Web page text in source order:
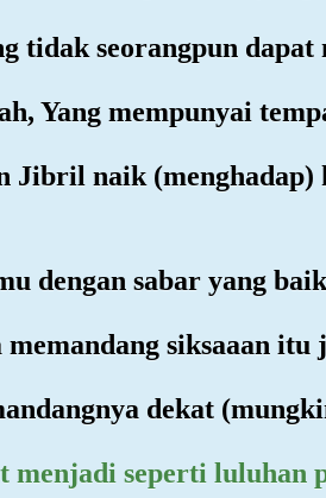
tidak seorangpun dapat
Yang mempunyai
naik (menghadap)
dengan sabar yang
memandang siksaaan
dekat
menjadi seperti luluhan